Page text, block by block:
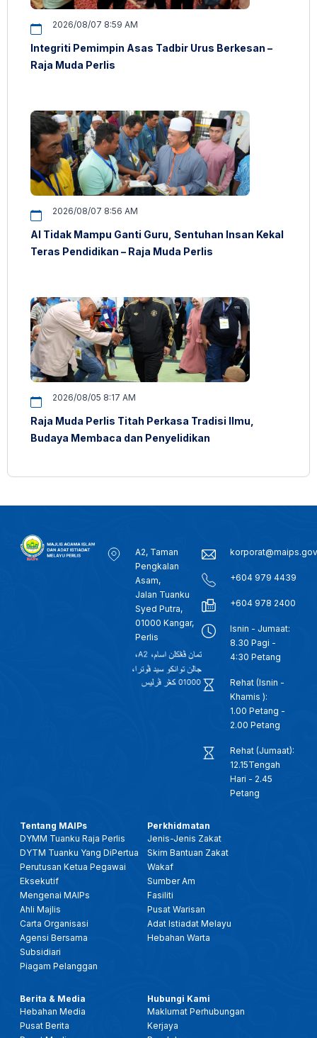
2026/08/07 8:59 AM
Integriti Pemimpin Asas Tadbir Urus Berkesan –
Raja Muda Perlis
2026/08/07 8:56 AM
AI Tidak Mampu Ganti Guru, Sentuhan Insan Kekal
Teras Pendidikan – Raja Muda Perlis
2026/08/05 8:17 AM
Raja Muda Perlis Titah Perkasa Tradisi Ilmu,
Budaya Membaca dan Penyelidikan
A2, Taman
Pengkalan
Asam,
Jalan Tuanku
Syed Putra,
01000 Kangar,
Perlis
+604 979 4439
+604 978 2400
Isnin - Jumaat:
8.30 Pagi -
4:30 Petang
Rehat (Isnin -
Khamis ):
1.00 Petang -
2.00 Petang
Rehat (Jumaat):
12.15Tengah
Hari - 2.45
Petang
Tentang MAIPs
DYMM Tuanku Raja Perlis
DYTM Tuanku Yang DiPertua
Perutusan Ketua Pegawai
Eksekutif
Mengenai MAIPs
Ahli Majlis
Carta Organisasi
Agensi Bersama
Subsidiari
Piagam Pelanggan
Perkhidmatan
Jenis-Jenis Zakat
Skim Bantuan Zakat
Wakaf
Sumber Am
Fasiliti
Pusat Warisan
Adat Istiadat Melayu
Hebahan Warta
Berita & Media
Hebahan Media
Pusat Berita
Hubungi Kami
Maklumat Perhubungan
Kerjaya